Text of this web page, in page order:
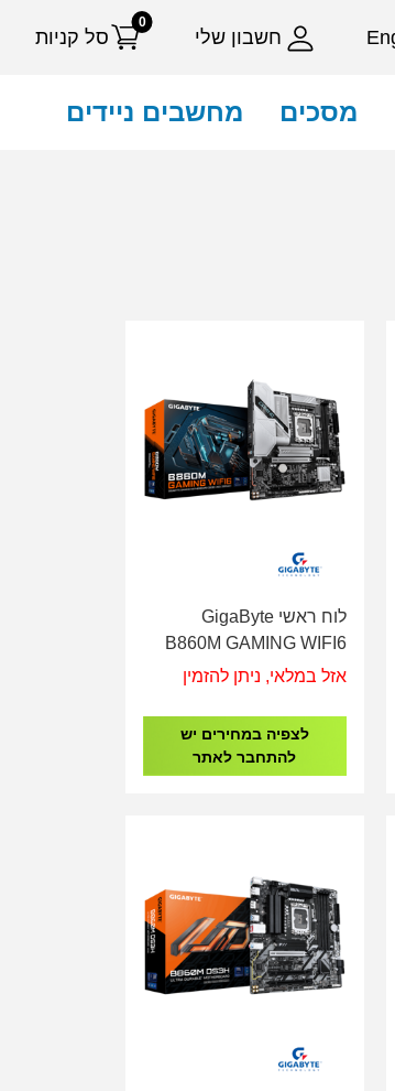
חשבון שלי סל קניות
0
מסכים מחשבים ניידים
לוח ראשי GigaByte
B860M GAMING WIFI6
DDR5 - Socket 1851
אזל במלאי, ניתן להזמין
לצפיה במחירים יש
להתחבר לאתר